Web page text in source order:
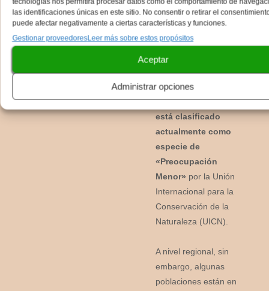
las identificaciones únicas en este sitio. No consentir o retirar el
puede afectar negativamente a ciertas características y funciones.
Gestionar proveedoresLeer más sobre estos propósitos
Aceptar
Administrar opciones
Conservación
Con poblaciones
estables en la mayor
parte de su área de
distribución, el
cangrejo rojo de roca
está clasificado
actualmente como
especie de
«Preocupación
Menor» por la Unión
Internacional para la
Conservación de la
Naturaleza (UICN).
A nivel regional, sin
embargo, algunas
poblaciones están en